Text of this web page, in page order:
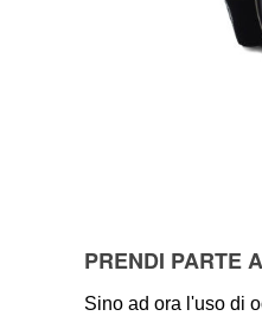
PRENDI PARTE
Sino ad ora l'uso di